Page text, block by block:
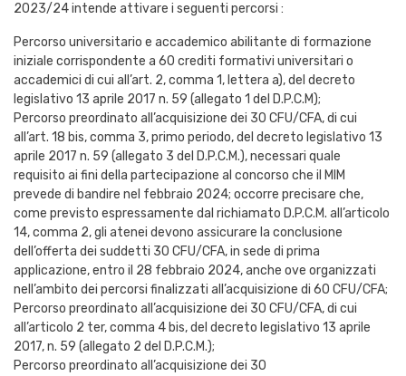
2023/24 intende attivare i seguenti percorsi :
Percorso universitario e accademico abilitante di formazione
iniziale corrispondente a 60 crediti formativi universitari o
accademici di cui all’art. 2, comma 1, lettera a), del decreto
legislativo 13 aprile 2017 n. 59 (allegato 1 del D.P.C.M);
Percorso preordinato all’acquisizione dei 30 CFU/CFA, di cui
all’art. 18 bis, comma 3, primo periodo, del decreto legislativo 13
aprile 2017 n. 59 (allegato 3 del D.P.C.M.), necessari quale
requisito ai fini della partecipazione al concorso che il MIM
prevede di bandire nel febbraio 2024; occorre precisare che,
come previsto espressamente dal richiamato D.P.C.M. all’articolo
14, comma 2, gli atenei devono assicurare la conclusione
dell’offerta dei suddetti 30 CFU/CFA, in sede di prima
applicazione, entro il 28 febbraio 2024, anche ove organizzati
nell’ambito dei percorsi finalizzati all’acquisizione di 60 CFU/CFA;
Percorso preordinato all’acquisizione dei 30 CFU/CFA, di cui
all’articolo 2 ter, comma 4 bis, del decreto legislativo 13 aprile
2017, n. 59 (allegato 2 del D.P.C.M.);
Percorso preordinato all’acquisizione dei 30